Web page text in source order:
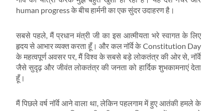
human progress के बीच हार्मनी का एक सुंदर उदाहरण है।
सबसे पहले, मैं प्रधान मंत्री जी का इस आत्मीयता भरे स्वागत के लिए
हृदय से आभार व्यक्त करता हूँ। और कल नॉर्वे के Constitution Day
के महत्वपूर्ण अवसर पर, मैं विश्व के सबसे बड़े लोकतंत्र की ओर से, नॉर्वे
जैसे सुदृढ़ और जीवंत लोकतंत्र की जनता को हार्दिक शुभकामनाएं देता
हूँ।
मैं पिछले वर्ष नॉर्वे आने वाला था, लेकिन पहलगाम में हुए आतंकी हमले के